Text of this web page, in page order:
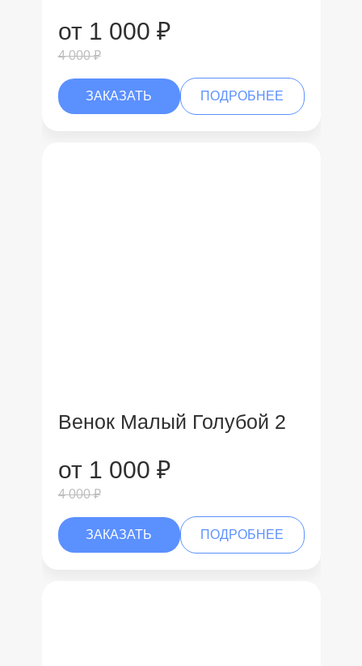
от 1 000 ₽
4 000 ₽
ЗАКАЗАТЬ ПОДРОБНЕЕ
Венок Малый Голубой 2
от 1 000 ₽
4 000 ₽
ЗАКАЗАТЬ ПОДРОБНЕЕ